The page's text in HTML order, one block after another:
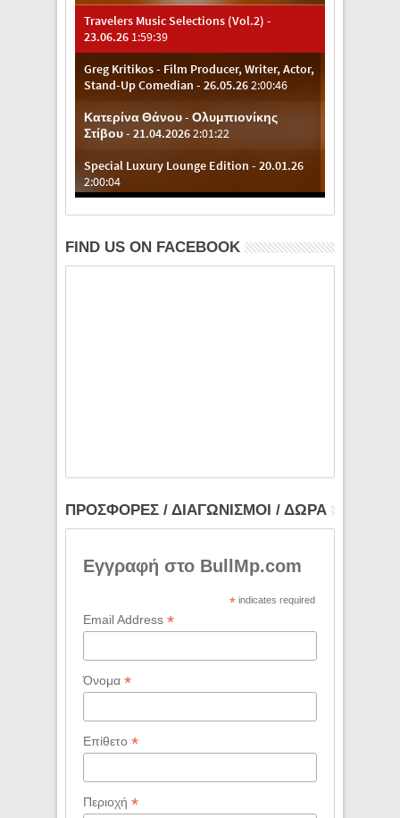
FIND US ON FACEBOOK
ΠΡΟΣΦΟΡΕΣ / ΔΙΑΓΩΝΙΣΜΟΙ / ΔΩΡΑ
Εγγραφή στο BullMp.com
*indicates required
Email Address *
Όνομα *
Επίθετο *
Περιοχή *